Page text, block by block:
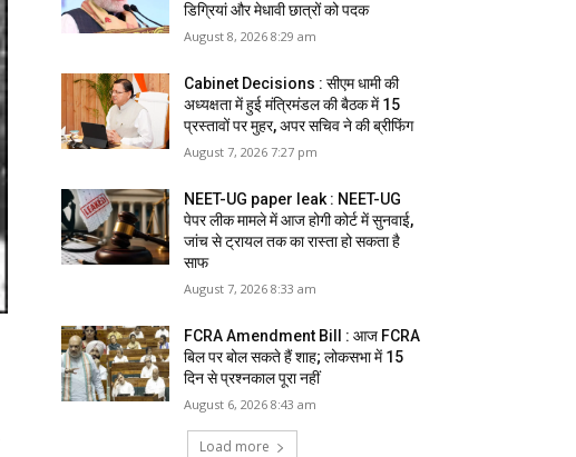
डिग्रियां और मेधावी छात्रों को पदक
August 8, 2026 8:29 am
Cabinet Decisions : सीएम धामी की
अध्यक्षता में हुई मंत्रिमंडल की बैठक में 15
प्रस्तावों पर मुहर, अपर सचिव ने की ब्रीफिंग
August 7, 2026 7:27 pm
NEET-UG paper leak : NEET-UG
पेपर लीक मामले में आज होगी कोर्ट में सुनवाई,
जांच से ट्रायल तक का रास्ता हो सकता है
साफ
August 7, 2026 8:33 am
FCRA Amendment Bill : आज FCRA
बिल पर बोल सकते हैं शाह; लोकसभा में 15
दिन से प्रश्नकाल पूरा नहीं
August 6, 2026 8:43 am
Load more